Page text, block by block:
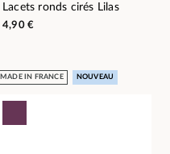
Lacets ronds cirés Lilas
4,90 €
MADE IN FRANCE NOUVEAU